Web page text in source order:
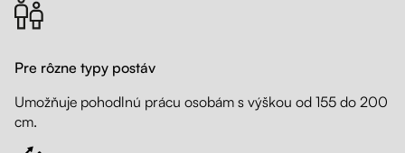
Pre rôzne typy postáv
Umožňuje pohodlnú prácu osobám s výškou od 155 do 200
cm.